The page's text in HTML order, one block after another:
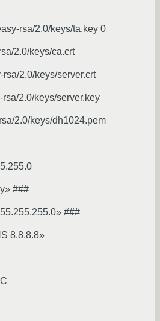
rsa/2.0/keys/ta.key 0
2.0/keys/ca.crt
2.0/keys/server.crt
2.0/keys/server.key
2.0/keys/dh1024.pem
###
###
8.8.8.8»